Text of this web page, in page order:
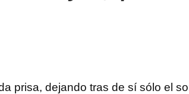
prisa, dejando tras de sí sólo el